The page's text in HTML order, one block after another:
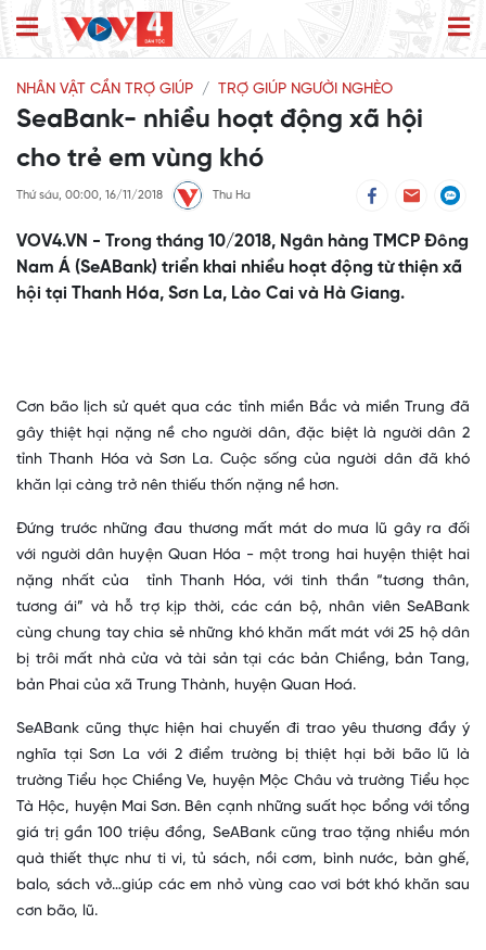
NHÂN VẬT CẦN TRỢ GIÚP TRỢ GIÚP NGƯỜI NGHÈO
SeaBank- nhiều hoạt động xã hội
cho trẻ em vùng khó
Thứ sáu, 00:00, 16/11/2018 Thu Ha
VOV4.VN - Trong tháng 10/2018, Ngân hàng TMCP Đông
Nam Á (SeABank) triển khai nhiều hoạt động từ thiện xã
hội tại Thanh Hóa, Sơn La, Lào Cai và Hà Giang.
Cơn bão lịch sử quét qua các tỉnh miền Bắc và miền Trung đã
gây thiệt hại nặng nề cho người dân, đặc biệt là người dân 2
tỉnh Thanh Hóa và Sơn La. Cuộc sống của người dân đã khó
khăn lại càng trở nên thiếu thốn nặng nề hơn.
Đứng trước những đau thương mất mát do mưa lũ gây ra đối
với người dân huyện Quan Hóa - một trong hai huyện thiệt hai
nặng nhất của
tỉnh Thanh Hóa, với tinh thần “tương thân,
tương ái” và hỗ trợ kịp thời, các cán bộ, nhân viên SeABank
cùng chung tay chia sẻ những khó khăn mất mát với 25 hộ dân
bị trôi mất nhà cửa và tài sản tại các bản Chiềng, bản Tang,
bản Phai của xã Trung Thành, huyện Quan Hoá.
SeABank cũng thực hiện hai chuyến đi trao yêu thương đầy ý
nghĩa tại Sơn La với 2 điểm trường bị thiệt hại bởi bão lũ là
trường Tiểu học Chiềng Ve, huyện Mộc Châu và trường Tiểu học
Tà Hộc, huyện Mai Sơn. Bên cạnh những suất học bổng với tổng
giá trị gần 100 triệu đồng, SeABankcũng trao tặng nhiều món
quà thiết thực như ti vi, tủ sách, nồi cơm, bình nước, bàn ghế,
balo, sách vở…giúp các em nhỏ vùng cao vơi bớt khó khăn sau
cơn bão, lũ.